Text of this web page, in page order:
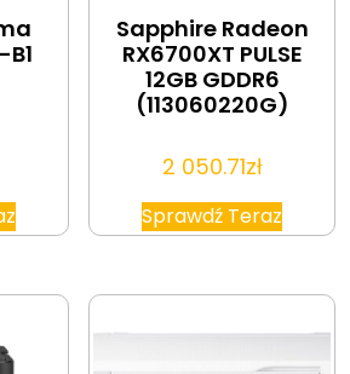
Sapphire Radeon
RX6700XT PULSE
12GB GDDR6
(113060220G)
2 050.71zł
Sprawdź Teraz